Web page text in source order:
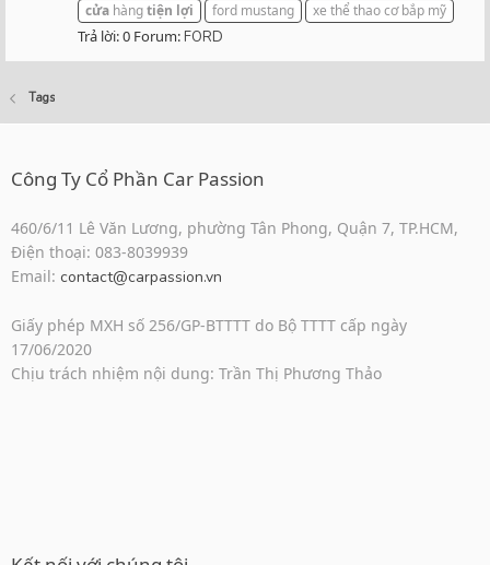
cửa hàngtiện lợi ford mustang xe thể thao cơ bắp mỹ
Trả lời: 0 Forum:FORD
Tags
Công Ty Cổ Phần Car Passion
460/6/11 Lê Văn Lương, phường Tân Phong, Quận 7, TP.HCM,
Điện thoại: 083-8039939
Email: contact@carpassion.vn
Giấy phép MXH số 256/GP-BTTTT do Bộ TTTT cấp ngày
17/06/2020
Chịu trách nhiệm nội dung: Trần Thị Phương Thảo